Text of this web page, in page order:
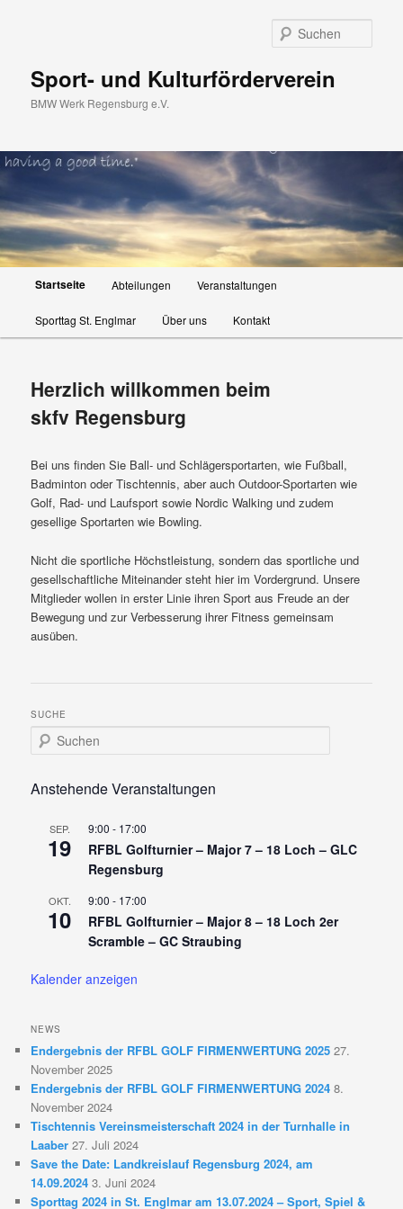
Sport- und Kulturförderverein
BMW Werk Regensburg e.V.
HauptmenüStartseite Abteilungen Veranstaltungen
Sporttag St. Englmar Über uns Kontakt
Herzlich willkommen beim
skfv Regensburg
Bei uns finden Sie Ball- und Schlägersportarten, wie Fußball,
Badminton oder Tischtennis, aber auch Outdoor-Sportarten wie
Golf, Rad- und Laufsport sowie Nordic Walking und zudem
gesellige Sportarten wie Bowling.
Nicht die sportliche Höchstleistung, sondern das sportliche und
gesellschaftliche Miteinander steht hier im Vordergrund. Unsere
Mitglieder wollen in erster Linie ihren Sport aus Freude an der
Bewegung und zur Verbesserung ihrer Fitness gemeinsam
ausüben.
SUCHE
u
h
Anstehende Veranstaltungen
SEP.
19
9:00 - 17:00
RFBL Golfturnier – Major 7 – 18 Loch – GLC
Regensburg
OKT.
10
9:00 - 17:00
RFBL Golfturnier – Major 8 – 18 Loch 2er
Scramble – GC Straubing
Kalender anzeigen
NEWS
Endergebnis der RFBL GOLF FIRMENWERTUNG 2025 27.
November 2025
Endergebnis der RFBL GOLF FIRMENWERTUNG 2024 8.
November 2024
Tischtennis Vereinsmeisterschaft 2024 in der Turnhalle in
Laaber 27. Juli 2024
Save the Date: Landkreislauf Regensburg 2024, am
14.09.2024 3. Juni 2024
Sporttag 2024 in St. Englmar am 13.07.2024 – Sport, Spiel &